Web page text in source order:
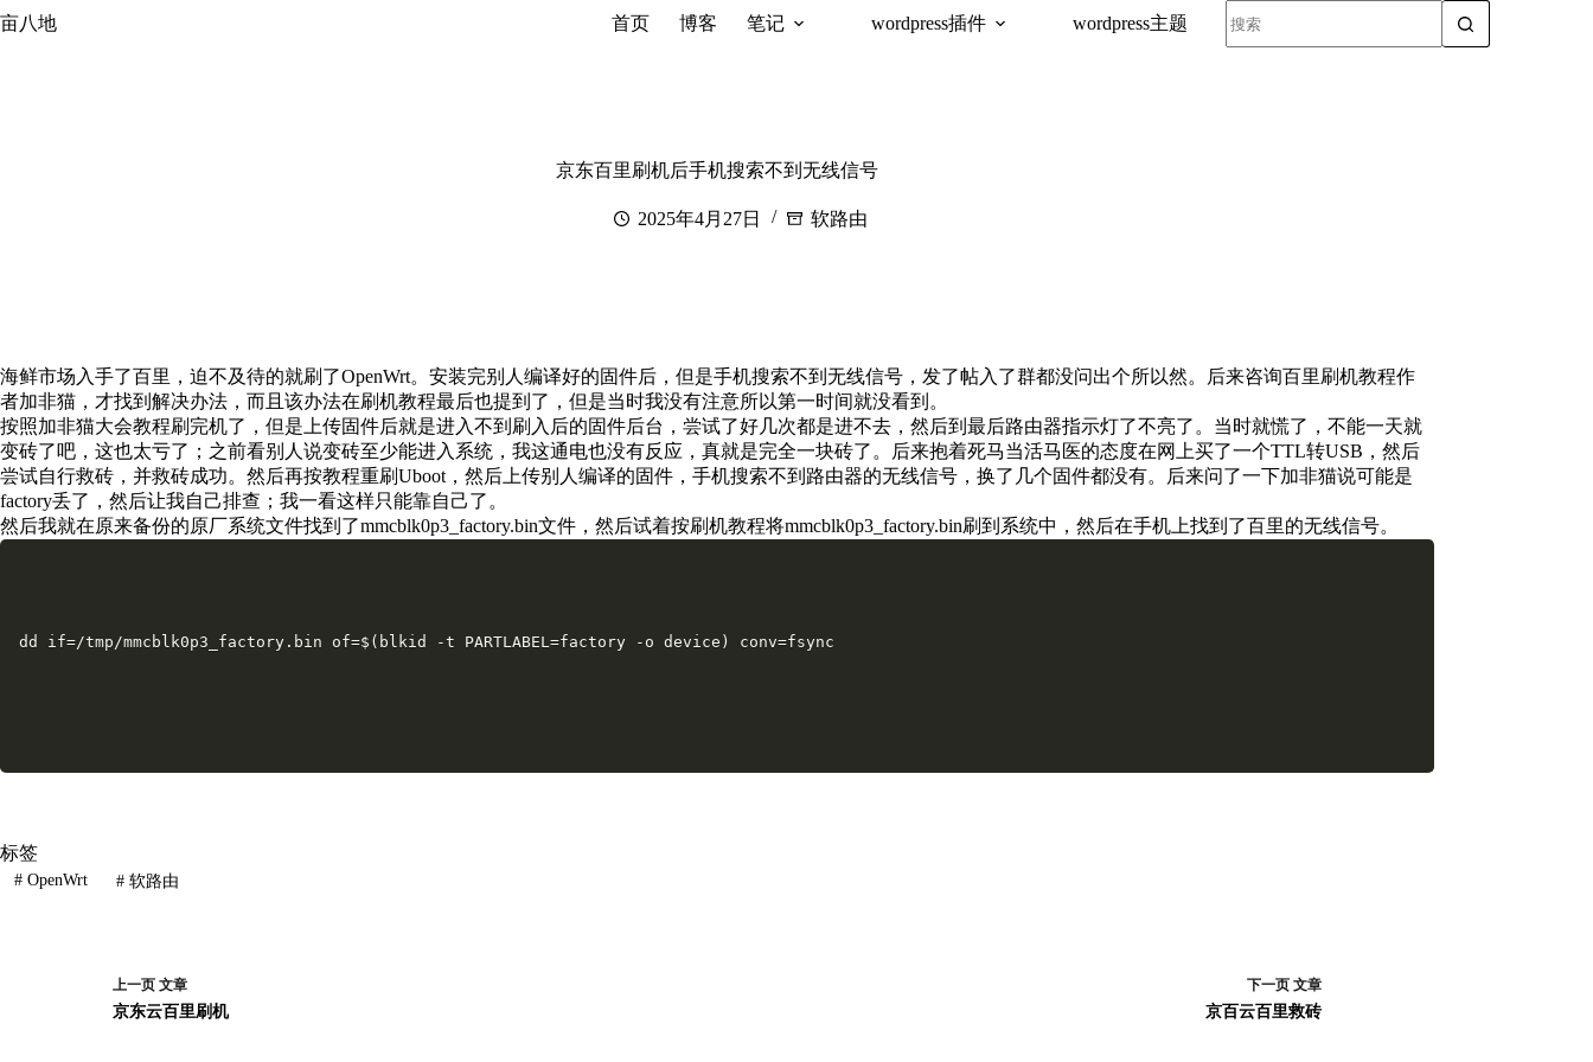
亩八地 首页 博客 笔记 wordpress插件 wordpress主题
京东百里刷机后手机搜索不到无线信号
2025年4月27日 软路由
海鲜市场入手了百里，迫不及待的就刷了OpenWrt。安装完别人编译好的固件后，但是手机搜索不到无线信号，发了帖入了群都没问出个所以然。后来咨询百里刷机教程作
者加非猫，才找到解决办法，而且该办法在刷机教程最后也提到了，但是当时我没有注意所以第一时间就没看到。
按照加非猫大会教程刷完机了，但是上传固件后就是进入不到刷入后的固件后台，尝试了好几次都是进不去，然后到最后路由器指示灯了不亮了。当时就慌了，不能一天就
变砖了吧，这也太亏了；之前看别人说变砖至少能进入系统，我这通电也没有反应，真就是完全一块砖了。后来抱着死马当活马医的态度在网上买了一个TTL转USB，然后
尝试自行救砖，并救砖成功。然后再按教程重刷Uboot，然后上传别人编译的固件，手机搜索不到路由器的无线信号，换了几个固件都没有。后来问了一下加非猫说可能是
factory丢了，然后让我自己排查；我一看这样只能靠自己了。
然后我就在原来备份的原厂系统文件找到了mmcblk0p3_factory.bin文件，然后试着按刷机教程将mmcblk0p3_factory.bin刷到系统中，然后在手机上找到了百里的无线信号。
dd if=/tmp/mmcblk0p3_factory.bin of=$(blkid -t PARTLABEL=factory -o device) conv=fsync
标签
#OpenWrt #软路由
上一页 文章
京东云百里刷机
下一页 文章
京百云百里救砖